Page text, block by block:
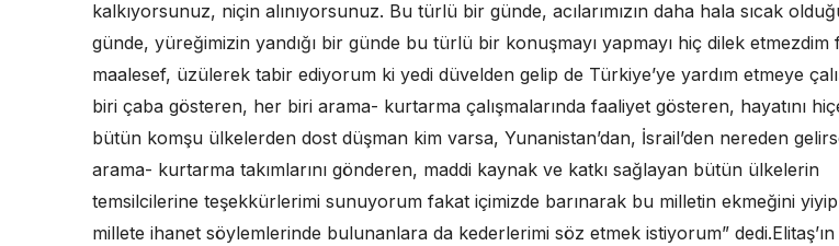
kalkıyorsunuz, niçin alınıyorsunuz. Bu türlü bir günde, acılarımızın daha hala sıcak
günde, yüreğimizin yandığı bir günde bu türlü bir konuşmayı yapmayı hiç dilek etmezdim
maalesef, üzülerek tabir ediyorum ki yedi düvelden gelip de Türkiye’ye yardım etmeye
biri çaba gösteren, her biri arama- kurtarma çalışmalarında faaliyet gösteren, hayatını
bütün komşu ülkelerden dost düşman kim varsa, Yunanistan’dan, İsrail’den nereden
arama- kurtarma takımlarını gönderen, maddi kaynak ve katkı sağlayan bütün ülkelerin
temsilcilerine teşekkürlerimi sunuyorum fakat içimizde barınarak bu milletin ekmeğini
millete ihanet söylemlerinde bulunanlara da kederlerimi söz etmek istiyorum” dedi.Elitaş’ın